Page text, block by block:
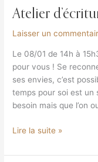
Atelier
Laisser un
Le 08/01 de 14h à
pour vous ! Se
ses envies, c’est
temps pour soi est un
besoin mais que l’on
Lire la suite »